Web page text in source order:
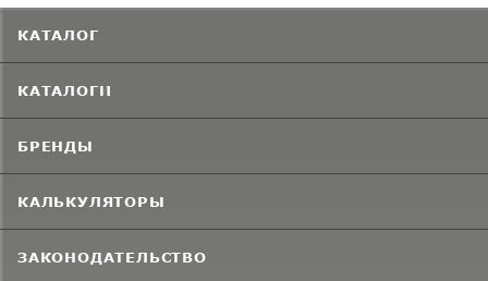
КАТАЛОГ
КАТАЛОГИ
БРЕНДЫ
КАЛЬКУЛЯТОРЫ
ЗАКОНОДАТЕЛЬСТВО